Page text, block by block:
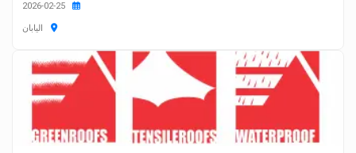
اليابان